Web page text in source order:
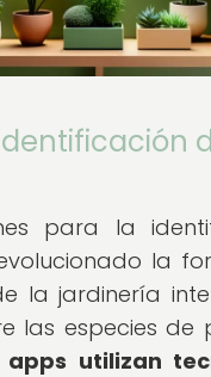
para la
la
la jardinería
las especies de
apps utilizan